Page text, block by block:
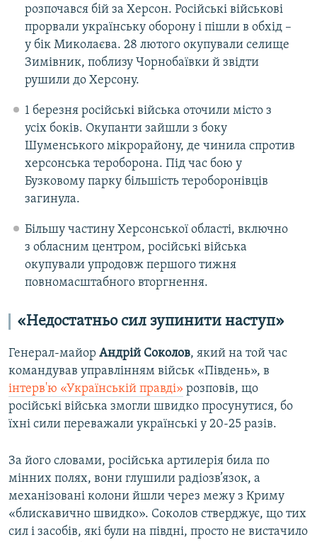
розпочався бій за Херсон. Російські військові
прорвали українську оборону і пішли в обхід –
у бік Миколаєва. 28 лютого окупували селище
Зимівник, поблизу Чорнобаївки й звідти
рушили до Херсону.
1 березня російські війська оточили місто з
усіх боків. Окупанти зайшли з боку
Шуменського мікрорайону, де чинила спротив
херсонська тероборона. Під час бою у
Бузковому парку більшість тероборонівців
загинула.
Більшу частину Херсонської області, включно
з обласним центром, російські війська
окупували упродовж першого тижня
повномасштабного вторгнення.
«Недостатньо сил зупинити наступ»
Генерал-майор Андрій Соколов, який на той час
командував управлінням військ «Південь», в
інтерв'ю «Українській правді» розповів, що
російські війська змогли швидко просунутися, бо
їхні сили переважали українські у 20-25 разів.
За його словами, російська артилерія била по
мінних полях, вони глушили радіозв’язок, а
механізовані колони йшли через межу з Криму
«блискавично швидко». Соколов стверджує, що тих
сил і засобів, які були на півдні, просто не вистачило